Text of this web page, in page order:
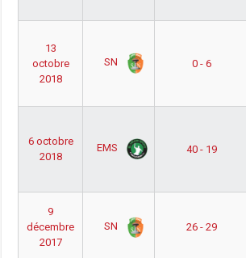
13
octobre
2018
SN 0 - 6
6 octobre
2018
EMS 40 - 19
9
décembre
2017
SN 26 - 29